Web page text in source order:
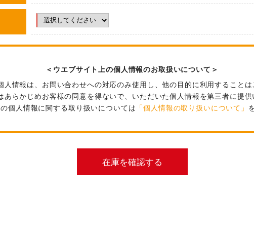
＜ウエブサイト上の個人情報のお取扱いについて＞
人情報は、お問い合わせへの対応のみ使用し、他の目的に利用することは
あらかじめお客様の同意を得ないで、いただいた個人情報を第三者に提供
個人情報に関する取り扱いについては 「個人情報の取り扱いについて」